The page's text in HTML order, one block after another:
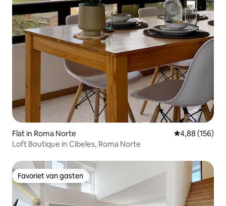
Flat in Roma Norte Gemiddelde
4,88 (156)
Loft Boutique in Cibeles, Roma Norte
Favoriet van gasten
Favoriet van gasten